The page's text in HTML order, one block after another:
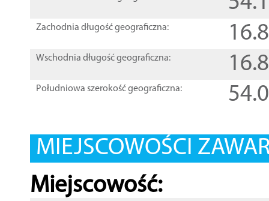
Zachodnia długość geograficzna:
Wschodnia długość geograficzna:
Południowa szerokość geograficzna:
MIEJSCOWOŚCI
Miejscowość: